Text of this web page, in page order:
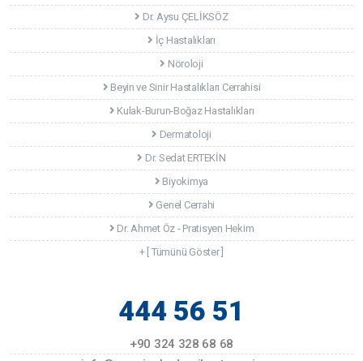
Dr. Aysu ÇELİKSÖZ
İç Hastalıkları
Nöroloji
Beyin ve Sinir Hastalıkları Cerrahisi
Kulak-Burun-Boğaz Hastalıkları
Dermatoloji
Dr. Sedat ERTEKİN
Biyokimya
Genel Cerrahi
Dr. Ahmet Öz - Pratisyen Hekim
+ [ Tümünü Göster ]
444 56 51
+90 324 328 68 68